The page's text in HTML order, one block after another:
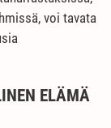
voi tavata
ELÄMÄ